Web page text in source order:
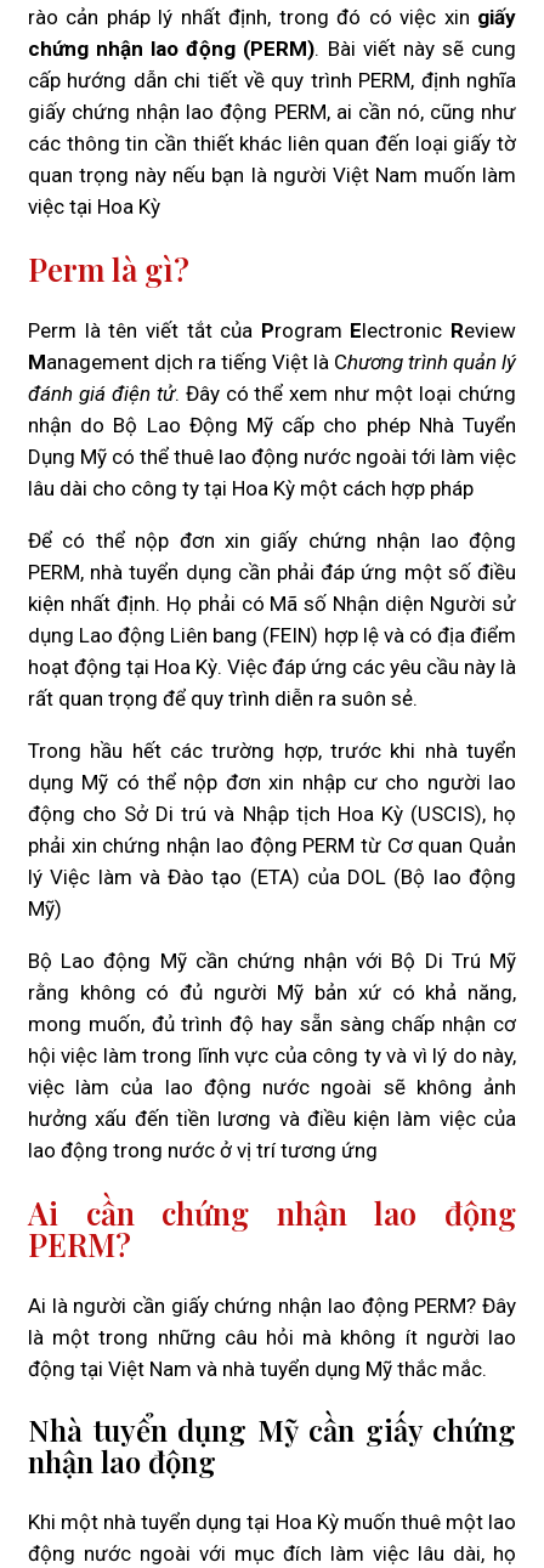
rào cản pháp lý nhất định, trong đó có việc xin giấy
chứng nhận lao động (PERM). Bài viết này sẽ cung
cấp hướng dẫn chi tiết về quy trình PERM, định nghĩa
giấy chứng nhận lao động PERM, ai cần nó, cũng như
các thông tin cần thiết khác liên quan đến loại giấy tờ
quan trọng này nếu bạn là người Việt Nam muốn làm
việc tại Hoa Kỳ
Perm là gì?
Perm là tên viết tắt của Program Electronic Review
Management dịch ra tiếng Việt là Chương trình quản lý
đánh giá điện tử. Đây có thể xem như một loại chứng
nhận do Bộ Lao Động Mỹ cấp cho phép Nhà Tuyển
Dụng Mỹ có thể thuê lao động nước ngoài tới làm việc
lâu dài cho công ty tại Hoa Kỳ một cách hợp pháp
Để có thể nộp đơn xin giấy chứng nhận lao động
PERM, nhà tuyển dụng cần phải đáp ứng một số điều
kiện nhất định. Họ phải có Mã số Nhận diện Người sử
dụng Lao động Liên bang (FEIN) hợp lệ và có địa điểm
hoạt động tại Hoa Kỳ. Việc đáp ứng các yêu cầu này là
rất quan trọng để quy trình diễn ra suôn sẻ.
Trong hầu hết các trường hợp, trước khi nhà tuyển
dụng Mỹ có thể nộp đơn xin nhập cư cho người lao
động cho Sở Di trú và Nhập tịch Hoa Kỳ (USCIS), họ
phải xin chứng nhận lao động PERM từ Cơ quan Quản
lý Việc làm và Đào tạo (ETA) của DOL (Bộ lao động
Mỹ)
Bộ Lao động Mỹ cần chứng nhận với Bộ Di Trú Mỹ
rằng không có đủ người Mỹ bản xứ có khả năng,
mong muốn, đủ trình độ hay sẵn sàng chấp nhận cơ
hội việc làm trong lĩnh vực của công ty ​​và vì lý do này,
việc làm của lao động nước ngoài sẽ không ảnh
hưởng xấu đến tiền lương và điều kiện làm việc của
lao động trong nước ở vị trí tương ứng
Ai cần chứng nhận lao động
PERM?
Ai là người cần giấy chứng nhận lao động PERM? Đây
là một trong những câu hỏi mà không ít người lao
động tại Việt Nam và nhà tuyển dụng Mỹ thắc mắc.
Nhà tuyển dụng Mỹ cần giấy chứng
nhận lao động
Khi một nhà tuyển dụng tại Hoa Kỳ muốn thuê một lao
động nước ngoài với mục đích làm việc lâu dài, họ